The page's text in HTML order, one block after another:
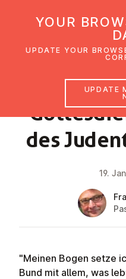
des
19.
"Meinen Bogen setze
Bund mit allem, was
YOUR
UPDATE YOUR
UPDATE